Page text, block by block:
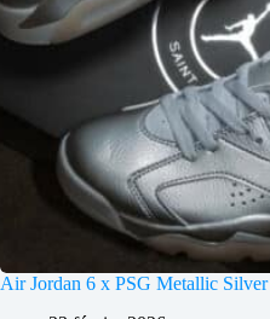
Air Jordan 6 x PSG Metallic Silver